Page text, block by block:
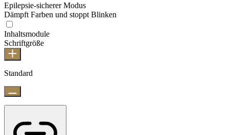
Epilepsie-sicherer Modus
Dämpft Farben und stoppt Blinken
Inhaltsmodule
Schriftgröße
Standard